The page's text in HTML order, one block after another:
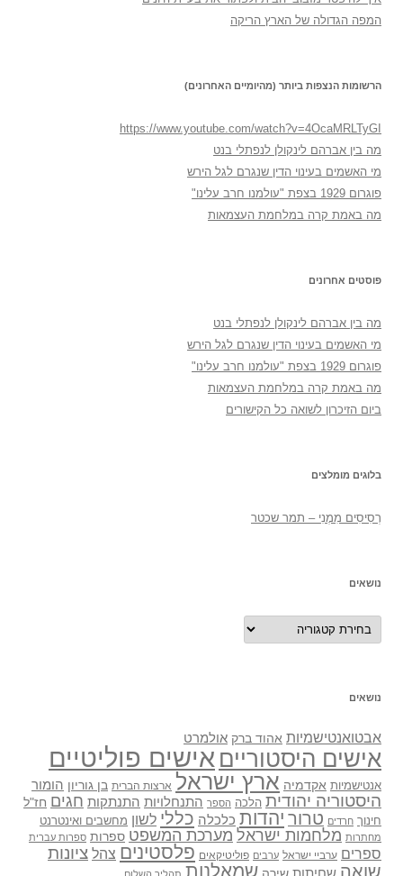
המפה הגדולה של הארץ הריקה
הרשומות הנצפות ביותר (מהיומיים האחרונים)
https://www.youtube.com/watch?v=4OcaMRLTyGI
מה בין אברהם לינקולן לנפתלי בנט
מי האשמים בעינוי הדין שנגרם לגל הירש
פוגרום 1929 בצפת "עולמנו חרב עלינו"
מה באמת קרה במלחמת העצמאות
פוסטים אחרונים
מה בין אברהם לינקולן לנפתלי בנט
מי האשמים בעינוי הדין שנגרם לגל הירש
פוגרום 1929 בצפת "עולמנו חרב עלינו"
מה באמת קרה במלחמת העצמאות
ביום הזיכרון לשואה כל הקישורים
בלוגים מומלצים
רְסִיסִים מִמֶנִי – תמר שכטר
נושאים
נושאים
נושאים
אבטואנטישמיות אהוד ברק אולמרט
אישים היסטוריים אישים פוליטיים
אנטישמיות אקדמיה ארץ ישראל ארצות הברית בן גוריון הומור
היסטוריה יהודית הלכה הספר התנחלויות התנתקות חגים חז"ל
חינוך חרדים טרור יהדות כלכלה כללי לשון מחשבים ואינטרנט
מחתרות מלחמות ישראל מערכת המשפט ספרות ספרות עברית
ספרים ערביי ישראל ערבים פוליטיקאים פלסטינים צהל ציונות
שואה שחיתות שמאלנות